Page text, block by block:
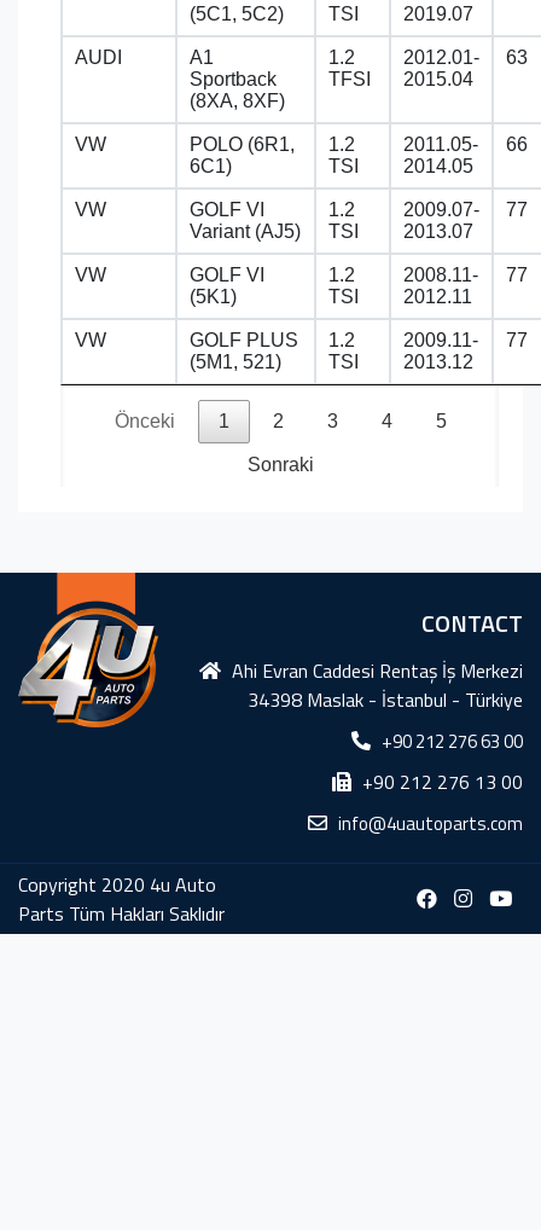
(5C1, 5C2)
TSI
2019.07
AUDI
A1
Sportback
(8XA, 8XF)
1.2
TFSI
2012.01-
2015.04
63
VW
POLO (6R1,
6C1)
1.2
TSI
2011.05-
2014.05
66
VW
GOLF VI
Variant (AJ5)
1.2
TSI
2009.07-
2013.07
77
VW
GOLF VI
(5K1)
1.2
TSI
2008.11-
2012.11
77
VW
GOLF PLUS
(5M1, 521)
1.2
TSI
2009.11-
2013.12
77
Önceki 1 2 3 4 5
Sonraki
CONTACT
Ahi Evran Caddesi Rentaş İş Merkezi
34398 Maslak - İstanbul - Türkiye
+90 212 276 63 00
+90 212 276 13 00
info@4uautoparts.com
Copyright 2020 4u Auto
Parts Tüm Hakları Saklıdır